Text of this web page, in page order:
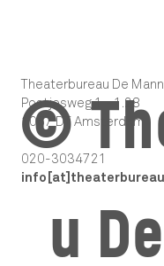
©
u
Theaterbureau De
Postjesweg 1 - 1.28
1057 DT Amsterdam
020-3034721